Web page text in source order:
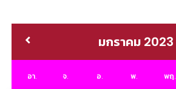
มกราคม 2023
อา. จ. อ. พ. พฤ.